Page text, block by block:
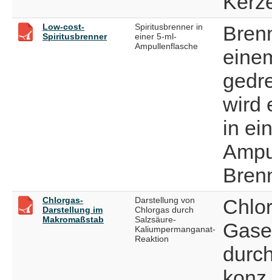
Low-cost-
Spiritusbrenner
Spiritusbrenner in
einer 5-ml-
Ampullenflasche
wird
in
Chlorgas-
Darstellung im
Makromaßstab
Darstellung von
Chlorgas durch
Salzsäure-
Kaliumpermanganat-
Reaktion